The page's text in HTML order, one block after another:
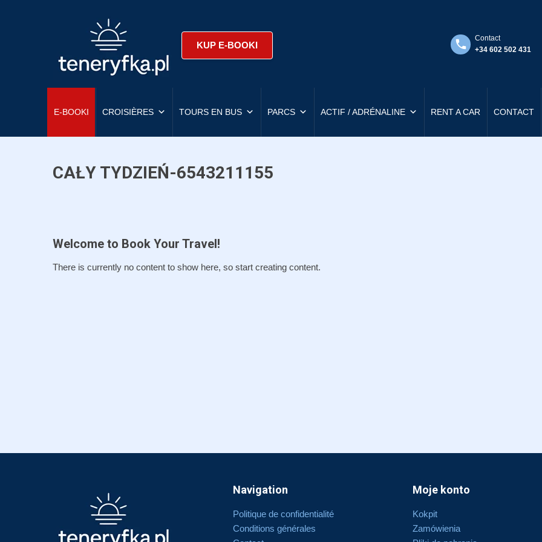
KUP E-BOOKI
Contact
+34 602 502 431
E-BOOKI CROISIÈRES TOURS EN BUS PARCS ACTIF / ADRÉNALINE RENT A CAR CONTACT
CAŁY TYDZIEŃ-6543211155
Welcome to Book Your Travel!
There is currently no content to show here, so start creating content.
Navigation
Politique de confidentialité
Conditions générales
Moje konto
Kokpit
Zamówienia